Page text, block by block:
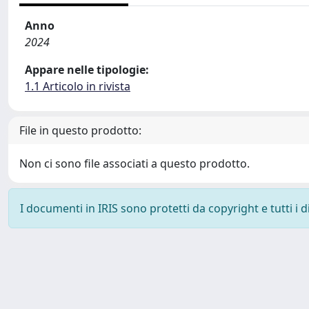
Anno
2024
Appare nelle tipologie:
1.1 Articolo in rivista
File in questo prodotto:
Non ci sono file associati a questo prodotto.
I documenti in IRIS sono protetti da copyright e tutti i